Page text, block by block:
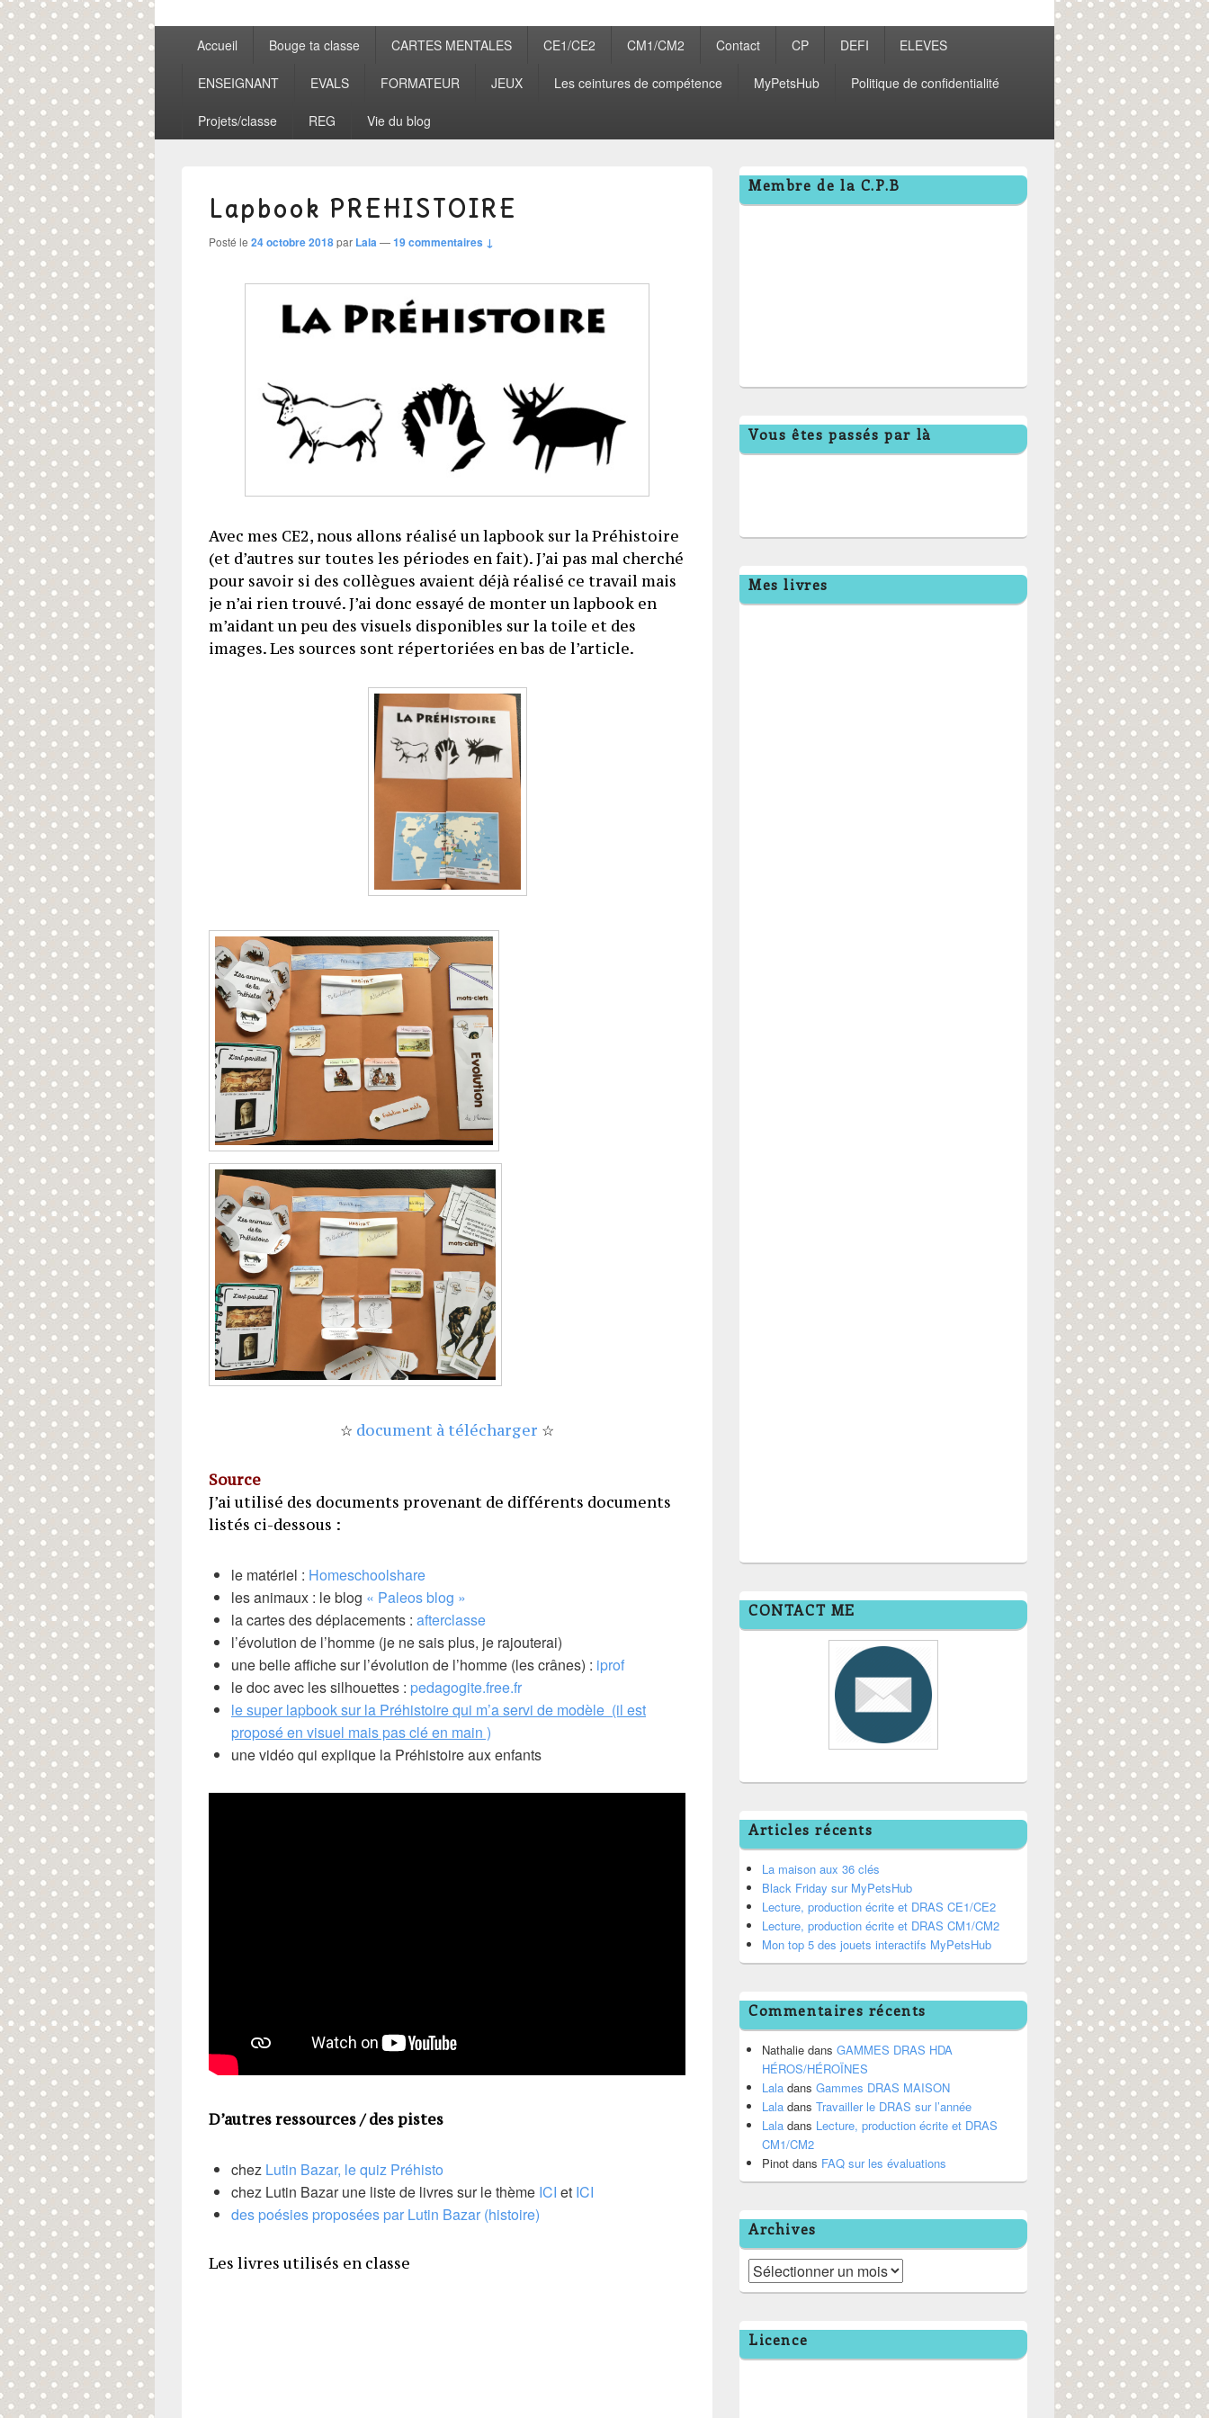
MenuAccueil Bouge ta classe CARTES MENTALES CE1/CE2 CM1/CM2 Contact CP DEFI ELEVES
ENSEIGNANT EVALS FORMATEUR JEUX Les ceintures de compétence MyPetsHub Politique de confidentialité
Projets/classe REG Vie du blog
Lapbook PREHISTOIRE
Posté le 24 octobre 2018par Lala—19 commentaires ↓
Avec mes CE2, nous allons réalisé un lapbook sur la Préhistoire
(et d’autres sur toutes les périodes en fait). J’ai pas mal cherché
pour savoir si des collègues avaient déjà réalisé ce travail mais
je n’ai rien trouvé. J’ai donc essayé de monter un lapbook en
m’aidant un peu des visuels disponibles sur la toile et des
images. Les sources sont répertoriées en bas de l’article.
☆ document à télécharger ☆
Source
J’ai utilisé des documents provenant de différents documents
listés ci-dessous :
le matériel : Homeschoolshare
les animaux : le blog « Paleos blog »
la cartes des déplacements : afterclasse
l’évolution de l’homme (je ne sais plus, je rajouterai)
une belle affiche sur l’évolution de l’homme (les crânes) : iprof
le doc avec les silhouettes : pedagogite.free.fr
le super lapbook sur la Préhistoire qui m’a servi de modèle (il est
proposé en visuel mais pas clé en main )
une vidéo qui explique la Préhistoire aux enfants
D’autres ressources / des pistes
chez Lutin Bazar, le quiz Préhisto
chez Lutin Bazar une liste de livres sur le thème ICI et ICI
des poésies proposées par Lutin Bazar (histoire)
Les livres utilisés en classe
Zone
principale
de
Membre de la C.P.B
Vous êtes passés par là
Mes livres
CONTACT ME
Articles récents
La maison aux 36 clés
Black Friday sur MyPetsHub
Lecture, production écrite et DRAS CE1/CE2
Lecture, production écrite et DRAS CM1/CM2
Mon top 5 des jouets interactifs MyPetsHub
Commentaires récents
Nathalie dans GAMMES DRAS HDA
HÉROS/HÉROÏNES
Lala dans Gammes DRAS MAISON
Lala dans Travailler le DRAS sur l’année
Lala dans Lecture, production écrite et DRAS
CM1/CM2
Pinot dans FAQ sur les évaluations
Archives
Archives
Licence